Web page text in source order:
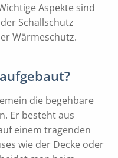
Aspekte sind
Schallschutz
Wärmeschutz.
die begehbare
Er besteht aus
einem tragenden
wie der Decke oder